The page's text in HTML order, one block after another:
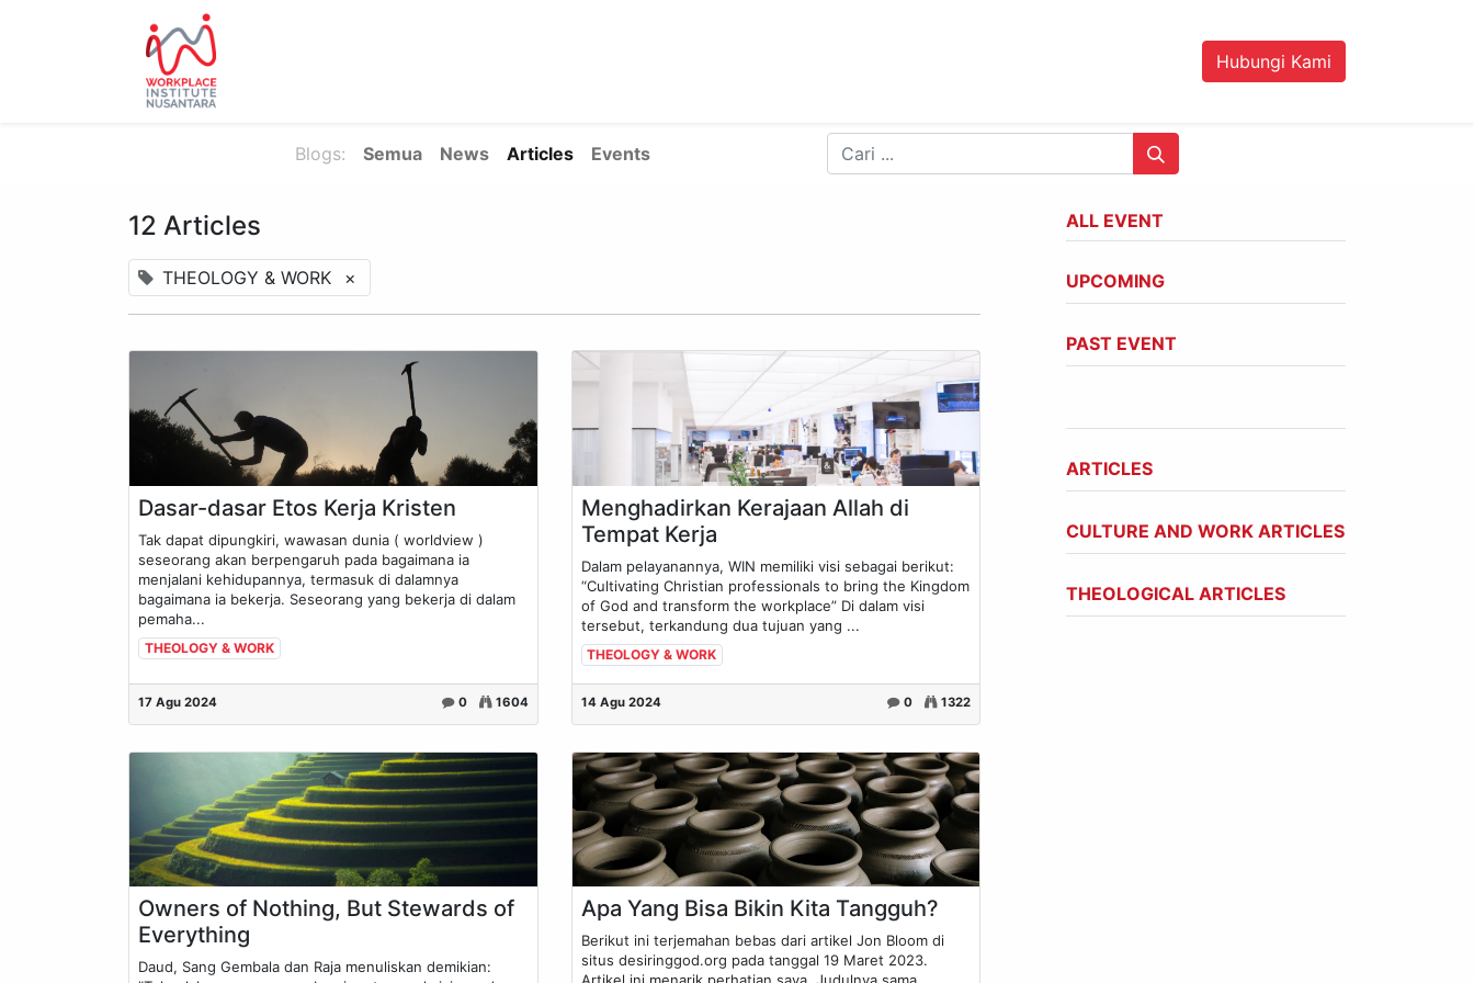
Hubungi Kami
Blogs: Semua News Articles Events
12 Articles
THEOLOGY & WORK ×
Dasar-dasar Etos Kerja Kristen
Tak dapat dipungkiri, wawasan dunia ( worldview )
seseorang akan berpengaruh pada bagaimana ia
menjalani kehidupannya, termasuk di dalamnya
bagaimana ia bekerja. Seseorang yang bekerja di dalam
pemaha...
THEOLOGY & WORK
17 Agu 2024 0 1604
Menghadirkan Kerajaan Allah di
Tempat Kerja
Dalam pelayanannya, WIN memiliki visi sebagai berikut:
“Cultivating Christian professionals to bring the Kingdom
of God and transform the workplace” Di dalam visi
tersebut, terkandung dua tujuan yang ...
THEOLOGY & WORK
14 Agu 2024 0 1322
Owners of Nothing, But Stewards of
Everything
Daud, Sang Gembala dan Raja menuliskan demikian:
Apa Yang Bisa Bikin Kita Tangguh?
Berikut ini terjemahan bebas dari artikel Jon Bloom di
situs desiringgod.org pada tanggal 19 Maret 2023.
ALL EVENT
UPCOMING
PAST EVENT
ARTICLES
CULTURE AND WORK ARTICLES
THEOLOGICAL ARTICLES